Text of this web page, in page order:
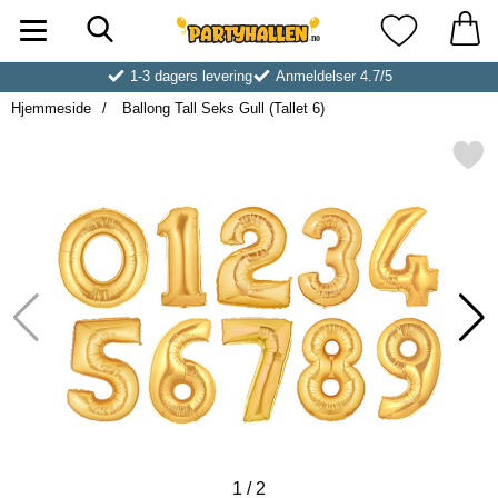
Startsiden for Partyhallen ABMine
1-3 dagers levering
Anmeldelser 4.7/5
Hjemmeside
Ballong Tall Seks Gull (Tallet 6)
Merk ballong Tall Seks Gull
1 / 2